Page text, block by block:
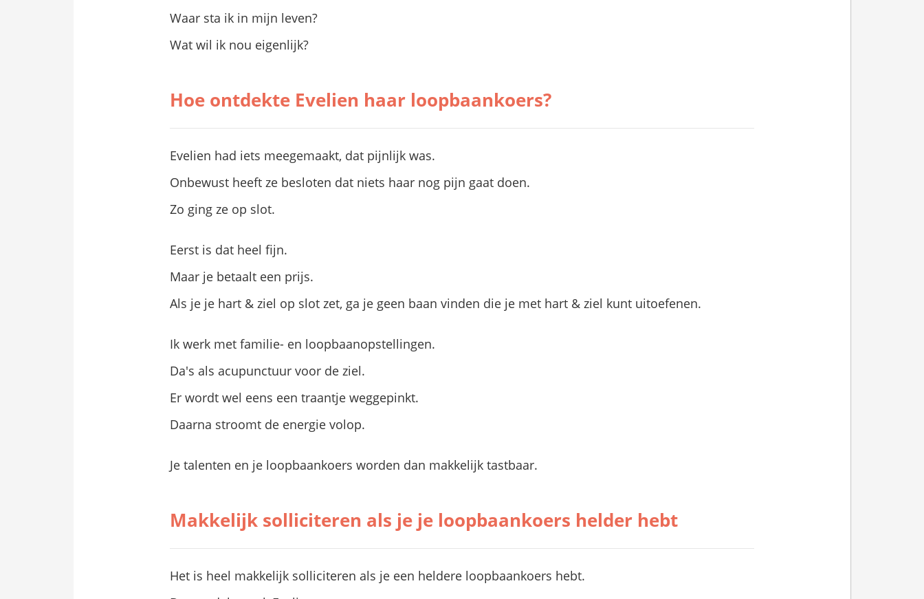
Waar sta ik in mijn leven?
Wat wil ik nou eigenlijk?
Hoe ontdekte Evelien haar loopbaankoers?
Evelien had iets meegemaakt, dat pijnlijk was.
Onbewust heeft ze besloten dat niets haar nog pijn gaat doen.
Zo ging ze op slot.
Eerst is dat heel fijn.
Maar je betaalt een prijs.
Als je je hart & ziel op slot zet, ga je geen baan vinden die je met hart & ziel kunt uitoefenen.
Ik werk met familie- en loopbaanopstellingen.
Da's als acupunctuur voor de ziel.
Er wordt wel eens een traantje weggepinkt.
Daarna stroomt de energie volop.
Je talenten en je loopbaankoers worden dan makkelijk tastbaar.
Makkelijk solliciteren als je je loopbaankoers helder hebt
Het is heel makkelijk solliciteren als je een heldere loopbaankoers hebt.